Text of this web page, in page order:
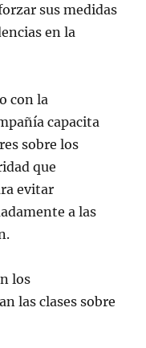
sus medidas
en la
con la
capacita
sobre los
que
evitar
a las
los
las clases sobre